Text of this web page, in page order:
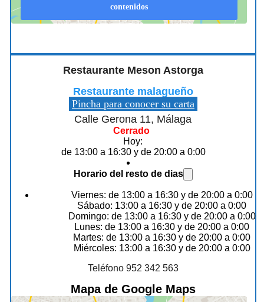
contenidos
Restaurante Meson Astorga
Restaurante malagueño
Pincha para conocer su carta
Calle Gerona 11, Málaga
Cerrado
Hoy:
de 13:00 a 16:30 y de 20:00 a 0:00
Horario del resto de dias
Viernes: de 13:00 a 16:30 y de 20:00 a 0:00
Sábado: 13:00 a 16:30 y de 20:00 a 0:00
Domingo: de 13:00 a 16:30 y de 20:00 a 0:00
Lunes: de 13:00 a 16:30 y de 20:00 a 0:00
Martes: de 13:00 a 16:30 y de 20:00 a 0:00
Miércoles: 13:00 a 16:30 y de 20:00 a 0:00
Teléfono 952 342 563
Mapa de Google Maps